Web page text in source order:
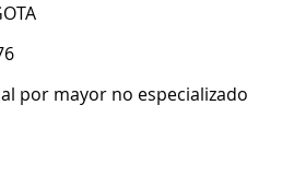
por mayor no especializado